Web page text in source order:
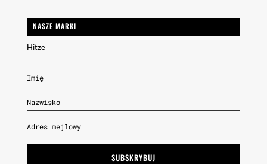
NASZE MARKI
Hitze
SUBSKRYBUJ